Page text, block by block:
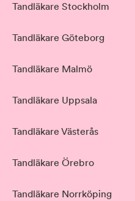
Tandläkare Stockholm
Tandläkare Göteborg
Tandläkare Malmö
Tandläkare Uppsala
Tandläkare Västerås
Tandläkare Örebro
Tandläkare Norrköping